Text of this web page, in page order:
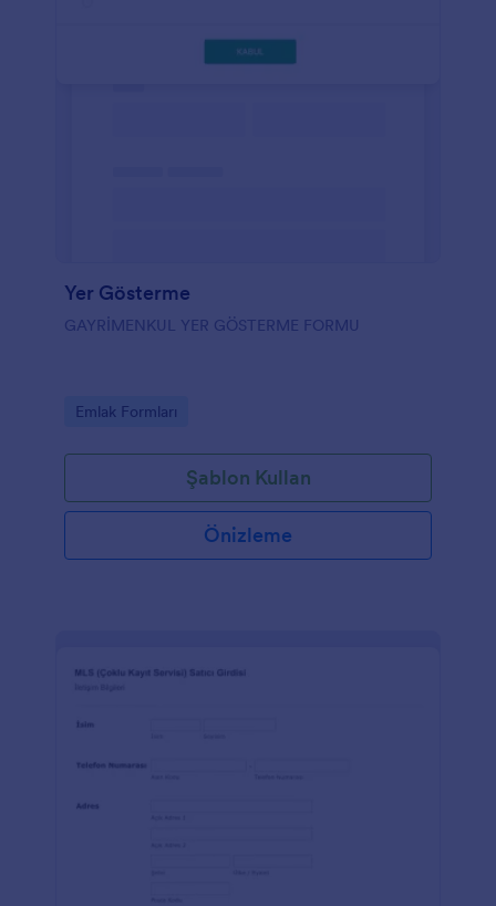
Yer Gösterme
GAYRİMENKUL YER GÖSTERME FORMU
Go to Category:
Emlak Formları
Şablon Kullan
Önizleme